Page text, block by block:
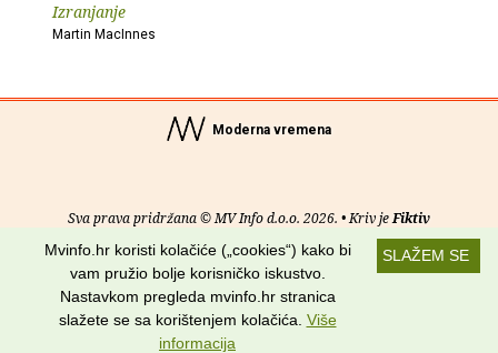
Izranjanje
Martin MacInnes
Moderna vremena
Sva prava pridržana © MV Info d.o.o. 2026. • Kriv jeFiktiv
Uvjeti korištenja RSS kanali
Potraži nas na:
SLAŽEM SE
Mvinfo.hr koristi kolačiće („cookies“) kako bi
vam pružio bolje korisničko iskustvo.
Nastavkom pregleda mvinfo.hr stranica
slažete se sa korištenjem kolačića. Više
informacija